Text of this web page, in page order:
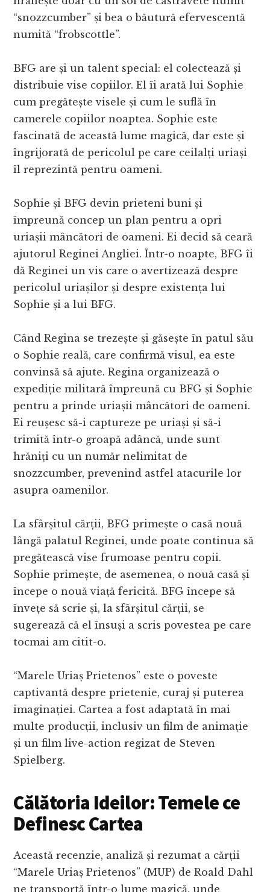
“snozzcumber” și bea o băutură efervescentă
numită “frobscottle”.
BFG are și un talent special: el colectează și
distribuie vise copiilor. El îi arată lui Sophie
cum pregătește visele și cum le suflă în
camerele copiilor noaptea. Sophie este
fascinată de această lume magică, dar este și
îngrijorată de pericolul pe care ceilalți uriași
îl reprezintă pentru oameni.
Sophie și BFG devin prieteni buni și
împreună concep un plan pentru a opri
uriașii mâncători de oameni. Ei decid să ceară
ajutorul Reginei Angliei. Într-o noapte, BFG îi
dă Reginei un vis care o avertizează despre
pericolul uriașilor și despre existența lui
Sophie și a lui BFG.
Când Regina se trezește și găsește în patul său
o Sophie reală, care confirmă visul, ea este
convinsă să ajute. Regina organizează o
expediție militară împreună cu BFG și Sophie
pentru a prinde uriașii mâncători de oameni.
Ei reușesc să-i captureze pe uriași și să-i
trimită într-o groapă adâncă, unde sunt
hrăniți cu un număr nelimitat de
snozzcumber, prevenind astfel atacurile lor
asupra oamenilor.
La sfârșitul cărții, BFG primește o casă nouă
lângă palatul Reginei, unde poate continua să
pregătească vise frumoase pentru copii.
Sophie primește, de asemenea, o nouă casă și
începe o nouă viață fericită. BFG începe să
învețe să scrie și, la sfârșitul cărții, se
sugerează că el însuși a scris povestea pe care
tocmai am citit-o.
“Marele Uriaș Prietenos” este o poveste
captivantă despre prietenie, curaj și puterea
imaginației. Cartea a fost adaptată în mai
multe producții, inclusiv un film de animație
și un film live-action regizat de Steven
Spielberg.
Călătoria Ideilor: Temele ce
Definesc Cartea
Această recenzie, analiză și rezumat a cărții
“Marele Uriaș Prietenos” (MUP) de Roald Dahl
ne transportă într-o lume magică, unde